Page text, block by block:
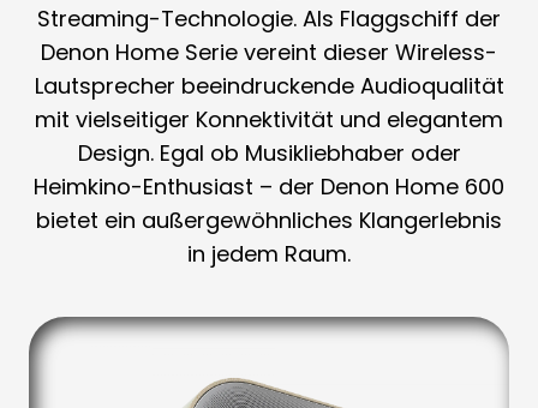
Streaming-Technologie. Als Flaggschiff der
Denon Home Serie vereint dieser Wireless-
Lautsprecher beeindruckende Audioqualität
mit vielseitiger Konnektivität und elegantem
Design. Egal ob Musikliebhaber oder
Heimkino-Enthusiast – der Denon Home 600
bietet ein außergewöhnliches Klangerlebnis
in jedem Raum.